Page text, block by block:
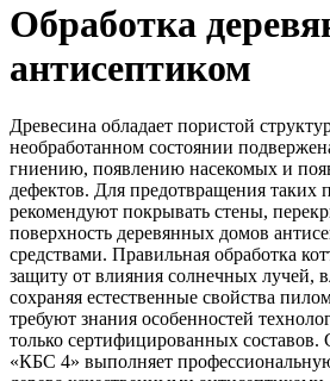
Обработка
антисептиком
Древесина обладает пористой
необработанном состоянии
гниению, появлению насекомых и
дефектов. Для предотвращения таких
рекомендуют покрывать стены,
поверхность деревянных домов
средствами. Правильная обработка
защиту от влияния солнечных лучей,
сохраняя естественные свойства
требуют знания особенностей
только сертифицированных составов.
«КБС 4» выполняет